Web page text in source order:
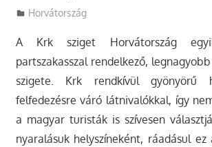
Utazasok.org
Horvátország
A Krk sziget Horvátország
partszakasszal rendelkező,
szigete. Krk rendkívül gyönyörű
felfedezésre váró látnivalókkal, így
a magyar turisták is szívesen
nyaralásuk helyszíneként, ráadásul